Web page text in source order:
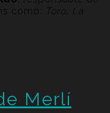
como:
Toro, La
Merlí